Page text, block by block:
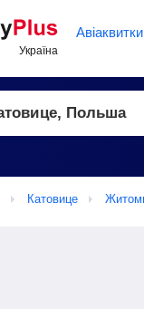
Авіаквитки
Катовице